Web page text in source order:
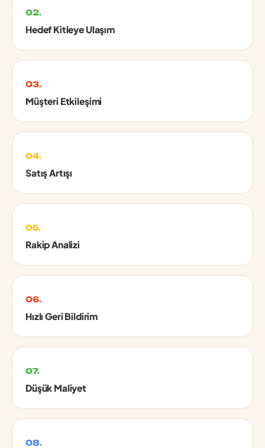
02.
Hedef Kitleye Ulaşım
03.
Müşteri Etkileşimi
04.
Satış Artışı
05.
Rakip Analizi
06.
Hızlı Geri Bildirim
07.
Düşük Maliyet
08.